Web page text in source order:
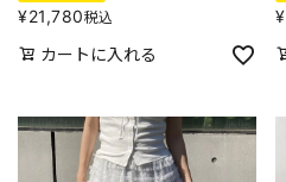
¥21,780税込
カートに入れる
¥